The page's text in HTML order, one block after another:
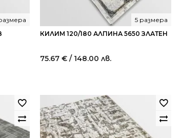
КИЛИМ 120/180 АЛПИНА 5650 ЗЛАТЕН
5 размера
75.67 € / 148.00 лв.